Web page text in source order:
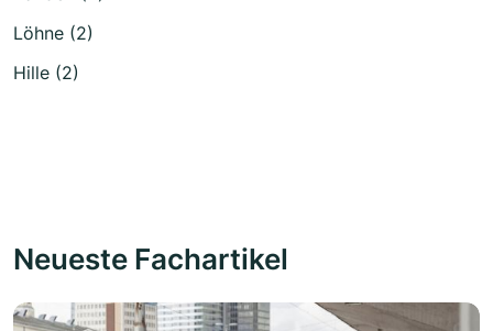
Löhne (2)
Hille (2)
Neueste Fachartikel